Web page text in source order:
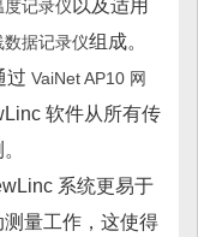
记录仪 以及适用
据记录仪组成。
过 VaiNet AP10 网
软件从所有传
系统更易于
量工作，这使得